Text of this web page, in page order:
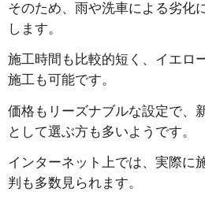
そのため、雨や洗車による劣化
します。
施工時間も比較的短く、イエロ
施工も可能です。
価格もリーズナブルな設定で、
として選ぶ方も多いようです。
インターネット上では、実際に
判も多数見られます。